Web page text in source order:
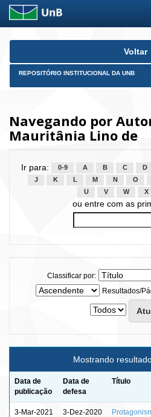
Skip
Voltar
REPOSITÓRIO INSTITUCIONAL DA UNB
Navegando por
Mauritânia Lino de
Ir para: 0-9 A B C D
J
K L M N O
U
V W X
ou entre com as
Classificar por:
Resultados/
Mostrando
Data de
publicação
Data de
defesa
Título
3-Mar-2021 3-Dez-2020